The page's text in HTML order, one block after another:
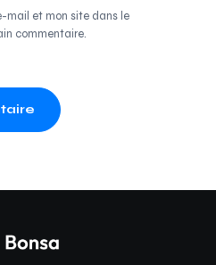
mail et mon site dans le
commentaire.